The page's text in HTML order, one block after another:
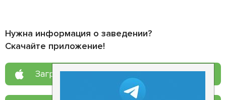
Нужна информация о заведении?
Скачайте приложение!
Загрузите в App Store